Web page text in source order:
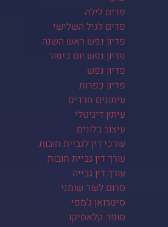
פדים לילה
פדים לגיל השלישי
פדיון נפש ראש השנה
פדיון נפש יום כיפור
פדיון נפש
פדיון כפרות
עיתונים חרדים
עיתון דיגיטלי
עיצוב בלונים
עורכי דין לגביית חובות
עורך דין גביית חובות
עורך דין גבייה
סרום לעור שומני
סיטרואן ג'מפי
סופר קלאסיקו